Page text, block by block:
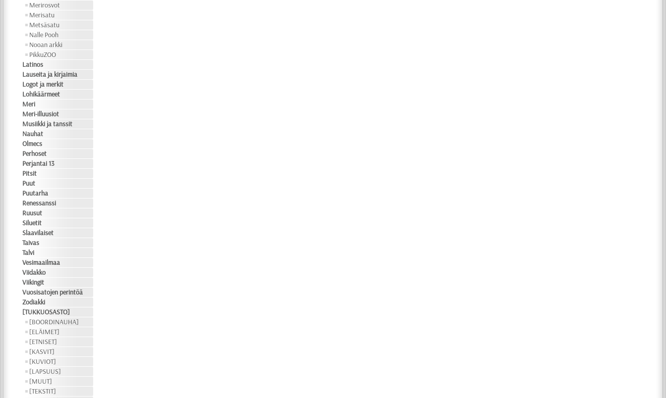
Merirosvot
Merisatu
Metsäsatu
Nalle Pooh
Nooan arkki
PikkuZOO
Latinos
Lauseita ja kirjaimia
Logot ja merkit
Lohikäärmeet
Meri
Meri-illuusiot
Musiikki ja tanssit
Nauhat
Olmecs
Perhoset
Perjantai 13
Pitsit
Puut
Puutarha
Renessanssi
Ruusut
Siluetit
Slaavilaiset
Taivas
Talvi
Vesimaailmaa
Viidakko
Viikingit
Vuosisatojen perintöä
Zodiakki
[TUKKUOSASTO]
[BOORDINAUHA]
[ELÄIMET]
[ETNISET]
[KASVIT]
[KUVIOT]
[LAPSUUS]
[MUUT]
[TEKSTIT]